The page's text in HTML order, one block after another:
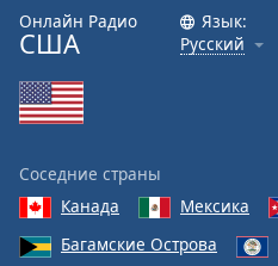
Reset
Done
Close
Modal
End
dialog
window.
Онлайн Радио
США
Язык:
Русский
Соседние страны
Канада
Мексика
Багамские Острова